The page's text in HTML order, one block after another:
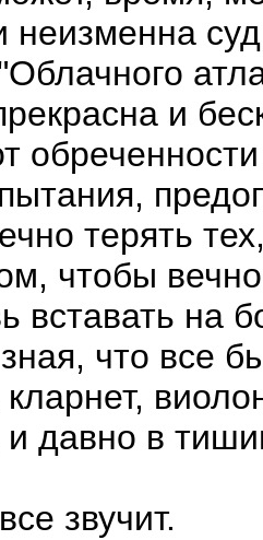
неизменна
и
терять
чтобы
вставать на
что все
и давно в
звучит.